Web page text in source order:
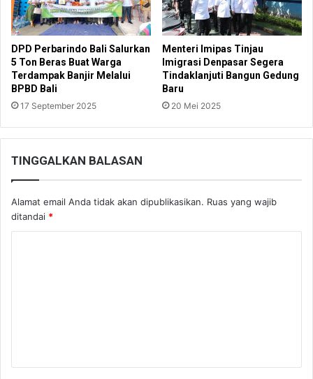
DPD Perbarindo Bali Salurkan
5 Ton Beras Buat Warga
Terdampak Banjir Melalui
BPBD Bali
17 September 2025
Menteri Imipas Tinjau
Imigrasi Denpasar Segera
Tindaklanjuti Bangun Gedung
Baru
20 Mei 2025
TINGGALKAN BALASAN
Alamat email Anda tidak akan dipublikasikan. Ruas yang wajib
ditandai *
a